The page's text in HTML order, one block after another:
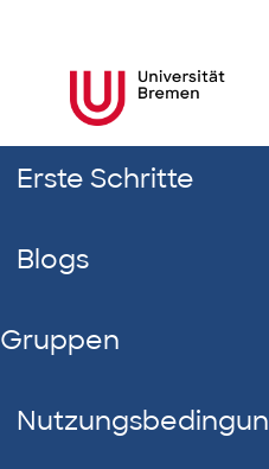
Erste Schritte
Blogs
Gruppen